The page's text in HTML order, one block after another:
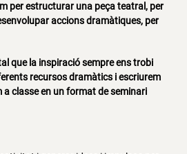
per estructurar una peça teatral, per
accions dramàtiques, per
que la inspiració sempre ens trobi
recursos dramàtics i escriurem
a classe en un format de seminari